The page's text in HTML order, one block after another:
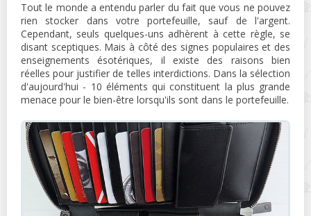
Tout le monde a entendu parler du fait que vous ne pouvez
rien stocker dans votre portefeuille, sauf de l'argent.
Cependant, seuls quelques-uns adhèrent à cette règle, se
disant sceptiques. Mais à côté des signes populaires et des
enseignements ésotériques, il existe des raisons bien
réelles pour justifier de telles interdictions. Dans la sélection
d'aujourd'hui - 10 éléments qui constituent la plus grande
menace pour le bien-être lorsqu'ils sont dans le portefeuille.